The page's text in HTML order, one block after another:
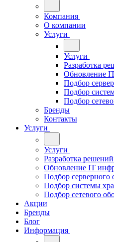
Компания
О компании
Услуги
Услуги
Разработка
Обновление
Подбор
Подбор
Подбор
Бренды
Контакты
Услуги
Услуги
Разработка
Обновление IT
Подбор серверного
Подбор системы
Подбор сетевого
Акции
Бренды
Блог
Информация